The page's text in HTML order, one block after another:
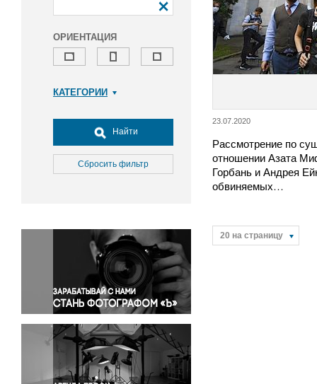
ОРИЕНТАЦИЯ
КАТЕГОРИИ
Досуг, туризм и отдых
Культура
Медицина
Окружающая среда
Политика
Правосудие
Происшествия и конфликты
Религия
Светская жизнь
Спорт
Экология
Экономика и бизнес
Найти
Сбросить фильтр
23.07.2020
Рассмотрение по
отношении Азата
Горбань и Андрея
обвиняемых…
20 на страницу